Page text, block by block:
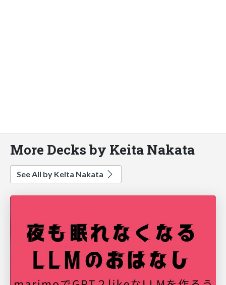
More Decks by Keita Nakata
See All by Keita Nakata